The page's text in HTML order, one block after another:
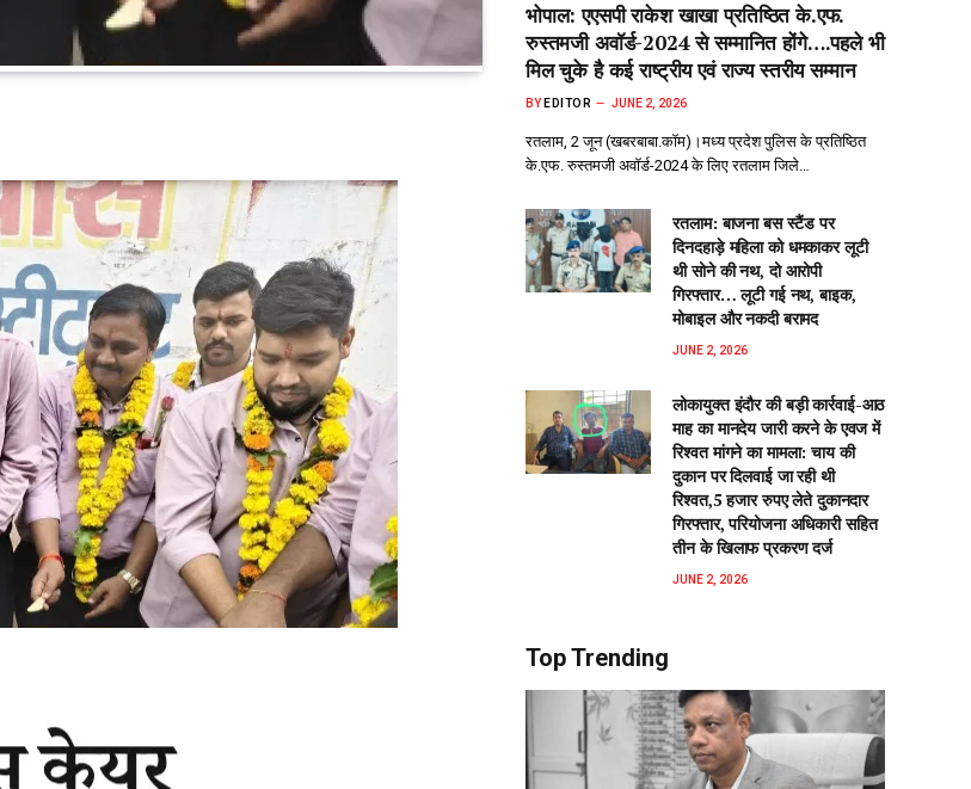
भोपाल: एएसपी राकेश‌ खाखा प्रतिष्ठित के.एफ.
रुस्तमजी अवॉर्ड-2024 से सम्मानित होंगे….पहले भी
मिल चुके है कई राष्ट्रीय एवं राज्य स्तरीय सम्मान
BY EDITOR JUNE 2, 2026
रतलाम, 2 जून (खबरबाबा.कॉम)।मध्य प्रदेश पुलिस के प्रतिष्ठित
के.एफ. रुस्तमजी अवॉर्ड-2024 के लिए रतलाम जिले…
रतलाम: बाजना बस स्टैंड पर
दिनदहाड़े महिला को धमकाकर लूटी
थी सोने की नथ, दो आरोपी
गिरफ्तार… लूटी गई नथ, बाइक,
मोबाइल और नकदी बरामद
JUNE 2, 2026
लोकायुक्त इंदौर की बड़ी कार्रवाई-आठ
माह का मानदेय जारी करने के एवज में
रिश्वत मांगने का मामला: चाय की
दुकान पर दिलवाई जा रही थी
रिश्वत,5 हजार रुपए लेते दुकानदार
गिरफ्तार, परियोजना अधिकारी सहित
तीन के खिलाफ प्रकरण दर्ज
JUNE 2, 2026
Top Trending